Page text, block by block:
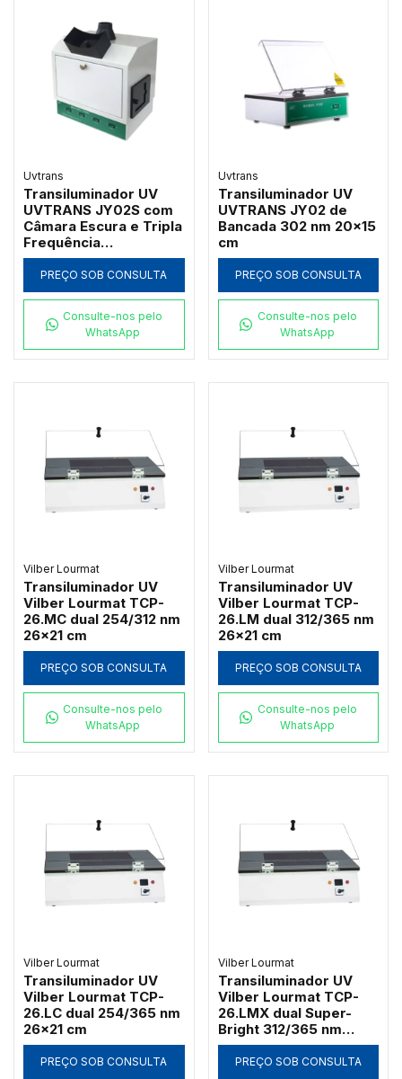
Uvtrans
Transiluminador UV
UVTRANS JY02S com
Câmara Escura e Tripla
Frequência
254/302/365 nm
PREÇO SOB CONSULTA
Consulte-nos pelo
WhatsApp
Uvtrans
Transiluminador UV
UVTRANS JY02 de
Bancada 302 nm 20x15
cm
PREÇO SOB CONSULTA
Consulte-nos pelo
WhatsApp
Vilber Lourmat
Transiluminador UV
Vilber Lourmat TCP-
26.MC dual 254/312 nm
26x21 cm
PREÇO SOB CONSULTA
Consulte-nos pelo
WhatsApp
Vilber Lourmat
Transiluminador UV
Vilber Lourmat TCP-
26.LM dual 312/365 nm
26x21 cm
PREÇO SOB CONSULTA
Consulte-nos pelo
WhatsApp
Vilber Lourmat
Transiluminador UV
Vilber Lourmat TCP-
26.LC dual 254/365 nm
26x21 cm
PREÇO SOB CONSULTA
Vilber Lourmat
Transiluminador UV
Vilber Lourmat TCP-
26.LMX dual Super-
Bright 312/365 nm
26x21 cm
PREÇO SOB CONSULTA